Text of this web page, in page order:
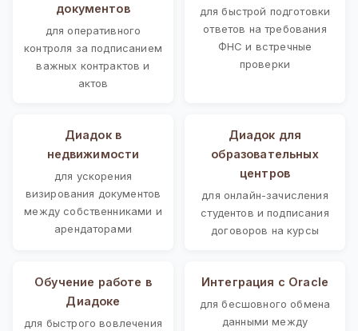
документов
для оперативного
контроля за подписанием
важных контрактов и
актов
для быстрой подготовки
ответов на требования
ФНС и встречные
проверки
Диадок в
недвижимости
для ускорения
визирования документов
между собственниками и
арендаторами
Диадок для
образовательных
центров
для онлайн-зачисления
студентов и подписания
договоров на курсы
Обучение работе в
Диадоке
для быстрого вовлечения
Интеграция с Oracle
для бесшовного обмена
данными между